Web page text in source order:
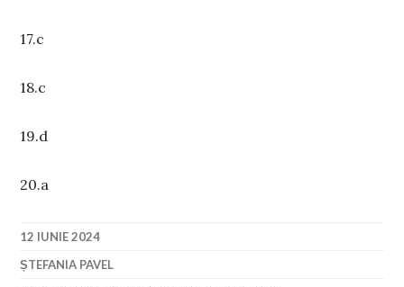
17.c
18.c
19.d
20.a
12 IUNIE 2024
ȘTEFANIA PAVEL